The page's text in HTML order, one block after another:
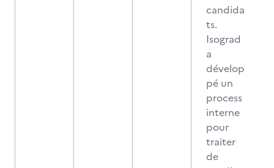
candida
ts.
Isograd
a
dévelop
pé un
process
interne
pour
traiter
de